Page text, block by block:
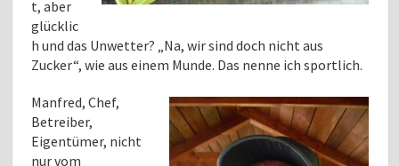
t, aber
glücklic
h und das Unwetter? „Na, wir sind doch nicht aus
Zucker“, wie aus einem Munde. Das nenne ich sportlich.
Manfred,Chef,
Betreiber,
Eigentümer, nicht
nur vom